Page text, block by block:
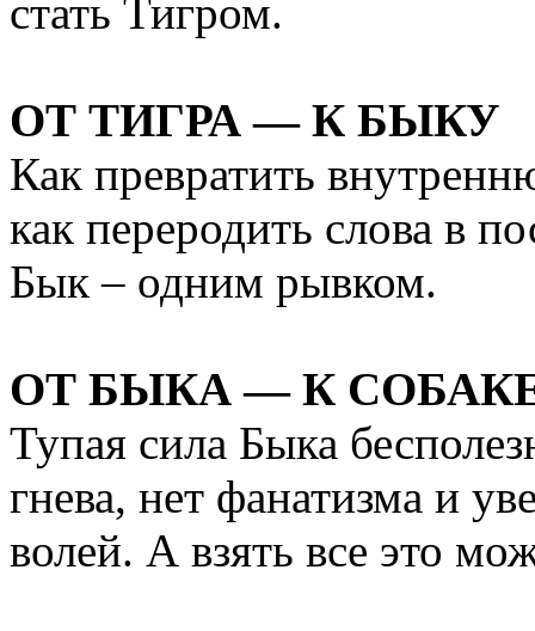
стать Тигром.
ОТ ТИГРА — К БЫКУ
Как превратить
как переродить слова в
Бык – одним рывком.
ОТ БЫКА — К
Тупая сила Быка
гнева, нет фанатизма и
волей. А взять все это